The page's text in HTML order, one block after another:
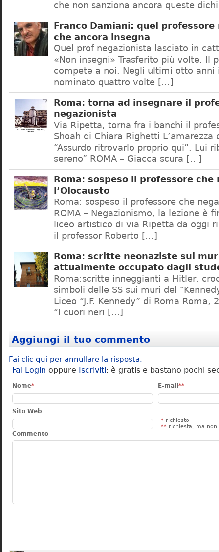
che non sanziona ancora queste
Franco Damiani: quel professore
che ancora insegna
Quel prof negazionista lasciato in
«Non insegni» Trasferito più volte. Il
compete a noi. Negli ultimi otto anni
nominato quattro volte […]
Roma: torna ad insegnare il
negazionista
Via Ripetta, torna fra i banchi il
Shoah di Chiara Righetti L’amarezza
“Assurdo ritrovarlo proprio qui”. Lui
sereno” ROMA – Giacca scura […]
Roma: sospeso il professore che
l’Olocausto
Roma: sospeso il professore che
ROMA – Negazionismo, la lezione è
liceo artistico di via Ripetta da oggi
il professor Roberto […]
Roma: scritte neonaziste sui
attualmente occupato dagli
Roma:scritte inneggianti a Hitler,
simboli delle SS sui muri del
Liceo “J.F. Kennedy” di Roma Roma,
“I cuori neri […]
Aggiungi il tuo commento
Fai clic qui per annullare la risposta.
Fai Login oppure Iscriviti: è gratis e bastano pochi
Nome* E-mail **
Sito Web
* richiesto
** richiesta, ma non
Commento